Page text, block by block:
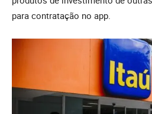
para contratação no app.